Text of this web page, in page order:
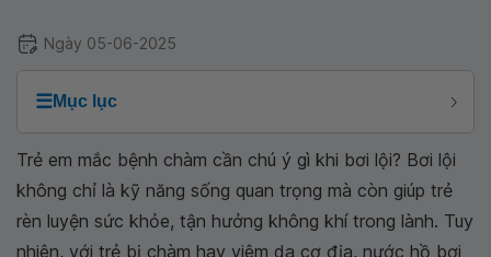
Ngày 05-06-2025
☰Mục lục
Trẻ em mắc bệnh chàm cần chú ý gì khi bơi lội? Bơi lội
không chỉ là kỹ năng sống quan trọng mà còn giúp trẻ
rèn luyện sức khỏe, tận hưởng không khí trong lành. Tuy
nhiên, với trẻ bị chàm hay viêm da cơ địa, nước hồ bơi